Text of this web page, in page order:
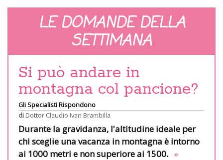
LE DOMANDE DELLA
SETTIMANA
Si può andare in
montagna col pancione?
Gli Specialisti Rispondono
di Dottor Claudio Ivan Brambilla
Durante la gravidanza, l'altitudine ideale per
chi sceglie una vacanza in montagna è intorno
ai 1000 metri e non superiore ai 1500. »